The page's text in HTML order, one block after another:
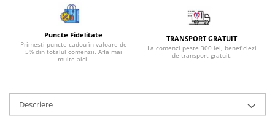
Bijuterii safir
Bijuterii sidef si abalone
Bijuterii smarald
Bijuterii tanzanit
Puncte Fidelitate
Primesti puncte cadou în valoare de
5% din totalul comenzii. Afla mai
multe aici.
TRANSPORT GRATUIT
La comenzi peste 300 lei, beneficiezi
de transport gratuit.
Descriere